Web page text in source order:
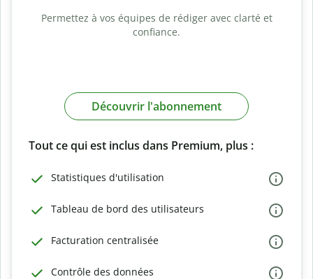
Permettez à vos équipes de rédiger avec clarté et
confiance.
Découvrir l'abonnement
Tout ce qui est inclus dans Premium, plus :
Statistiques d'utilisation
Tableau de bord des utilisateurs
Facturation centralisée
Contrôle des données